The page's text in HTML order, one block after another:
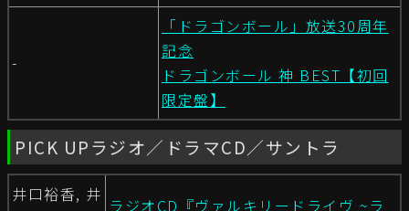
-
「ドラゴンボール」放送30周年
記念
ドラゴンボール 神 BEST【初回
限定盤】
PICK UPラジオ／ドラマCD／サントラ
井口裕香, 井
ラジオCD『ヴァルキリードライヴ ~ラ